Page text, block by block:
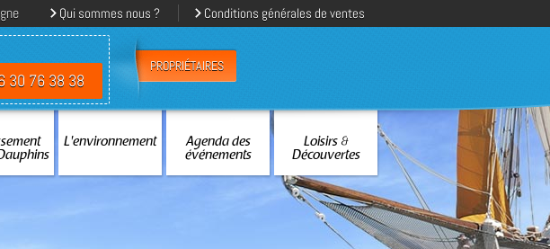
Qui sommes nous ? Conditions générales de ventes
30 76 38 38
PROPRIÉTAIRES
L'environnement
Agenda des
événements
Loisirs &
Découvertes